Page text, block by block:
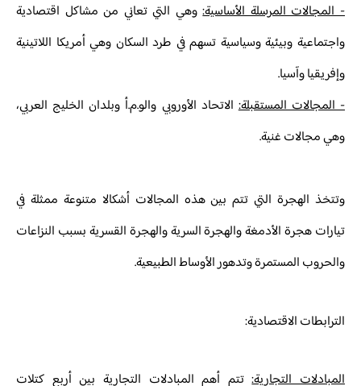
- المجالات المرسلة الأساسية:وهي التي تعاني من مشاكل اقتصادية
واجتماعية وبيئية وسياسية تسهم في طرد السكان وهي أمريكا اللاتينية
وإفريقيا وآسيا.
- المجالات المستقبلة:الاتحاد الأوروبي والو.م.أ وبلدان الخليج العربي،
وهي مجالات غنية.
وتتخذ الهجرة التي تتم بين هذه المجالات أشكالا متنوعة ممثلة في
تيارات هجرة الأدمغة والهجرة السرية والهجرة القسرية بسبب النزاعات
والحروب المستمرة وتدهور الأوساط الطبيعية.
الترابطات الاقتصادية:
المبادلات التجارية:تتم أهم المبادلات التجارية بين أربع كتلات